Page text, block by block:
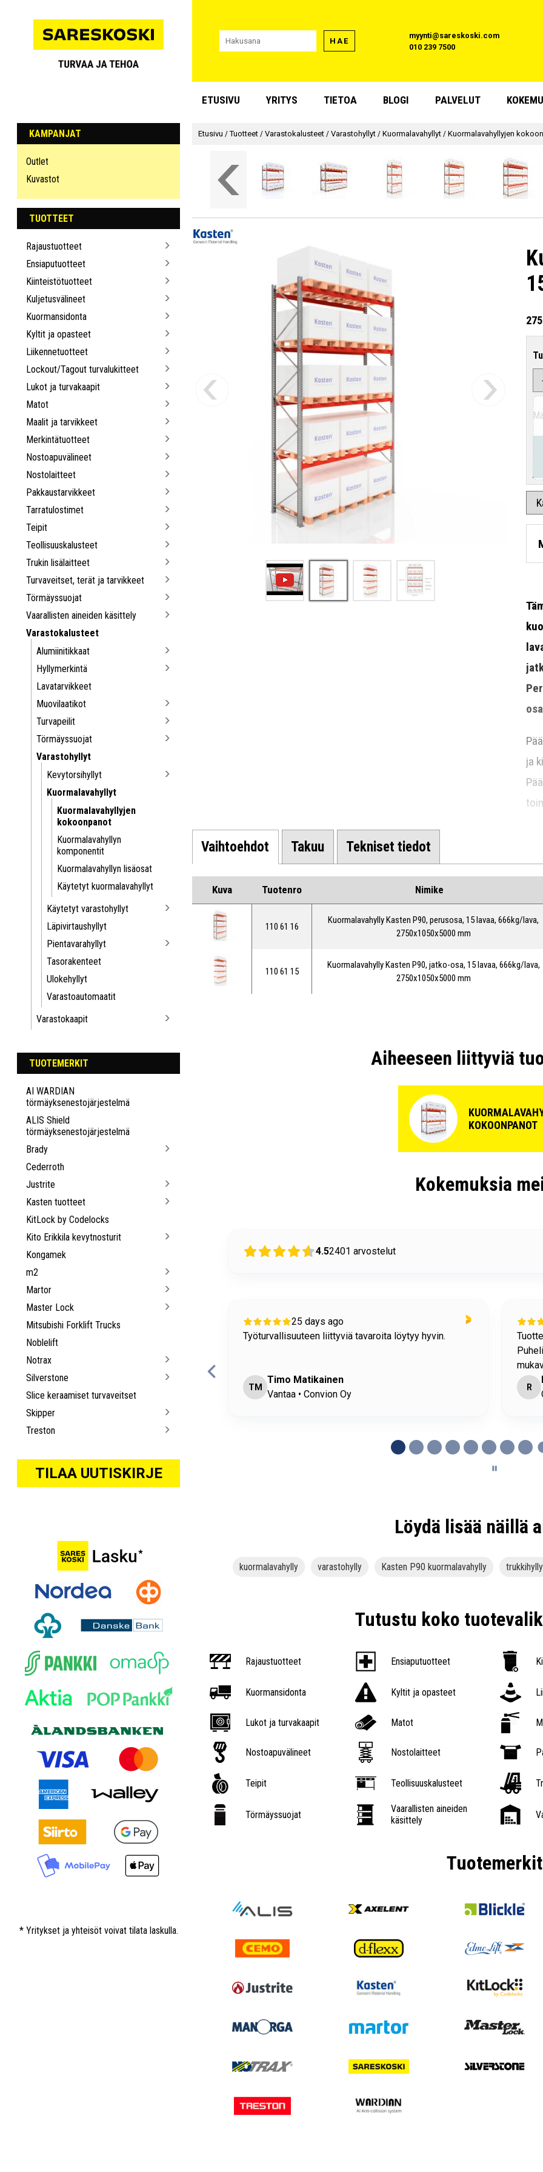
HAE
myynti@sareskoski.com
010 239 7500
ETUSIVU YRITYS TIETOA BLOGI PALVELUT
KAMPANJAT
Outlet
Kuvastot
TUOTTEET
Rajaustuotteet
Ensiaputuotteet
Kiinteistötuotteet
Kuljetusvälineet
Kuormansidonta
Kyltit ja opasteet
Liikennetuotteet
Lockout/Tagout turvalukitteet
Lukot ja turvakaapit
Matot
Maalit ja tarvikkeet
Merkintätuotteet
Nostoapuvälineet
Nostolaitteet
Pakkaustarvikkeet
Tarratulostimet
Teipit
Teollisuuskalusteet
Trukin lisälaitteet
Turvaveitset, terät ja tarvikkeet
Törmäyssuojat
Vaarallisten aineiden käsittely
Varastokalusteet
Alumiinitikkaat
Hyllymerkintä
Lavatarvikkeet
Muovilaatikot
Turvapeilit
Törmäyssuojat
Varastohyllyt
Kevytorsihyllyt
Kuormalavahyllyt
Kuormalavahyllyjen
kokoonpanot
Kuormalavahyllyn
komponentit
Kuormalavahyllyn lisäosat
Käytetyt kuormalavahyllyt
Käytetyt varastohyllyt
Läpivirtaushyllyt
Pientavarahyllyt
Tasorakenteet
Ulokehyllyt
Varastoautomaatit
Varastokaapit
TUOTEMERKIT
AI WARDIAN
törmäyksenestojärjestelmä
ALIS Shield
törmäyksenestojärjestelmä
Brady
Cederroth
Justrite
Kasten tuotteet
KitLock by Codelocks
Kito Erikkila kevytnosturit
Kongamek
m2
Martor
Master Lock
Mitsubishi Forklift Trucks
Noblelift
Notrax
Silverstone
Slice keraamiset turvaveitset
Skipper
Treston
TILAA UUTISKIRJE
* Yritykset ja yhteisöt voivat tilata laskulla.
Etusivu /Tuotteet /Varastokalusteet /Varastohyllyt /Kuormalavahyllyt /Kuormalavahyllyjen
ja
Vaihtoehdot Takuu Tekniset tiedot
Kuva Tuotenro Nimike
110 61 16
Kuormalavahylly Kasten P90, perusosa, 15 lavaa, 666kg/lava,
2750x1050x5000 mm
110 61 15
Kuormalavahylly Kasten P90, jatko-osa, 15 lavaa, 666kg/lava,
2750x1050x5000 mm
Aiheeseen liittyviä
KOKOONPANOT
Kokemuksia
4.52401 arvostelut
25 days ago
liittyviä tavaroita löytyy hyvin.
Matikainen
• Convion Oy
26 days ago
Tuotteen tiedot löytyivät helposti sivuiltanne.
R
Riku
Orivesi • Ysitien Auto Oy
H
Löydä lisää näillä
kuormalavahylly varastohylly Kasten P90 kuormalavahylly trukkihylly
Tutustu koko
Rajaustuotteet Ensiaputuotteet
Kuormansidonta Kyltit ja opasteet
Lukot ja turvakaapit Matot
Nostoapuvälineet Nostolaitteet
Teipit Teollisuuskalusteet
Törmäyssuojat
Vaarallisten aineiden
käsittely
Tuotemerkit